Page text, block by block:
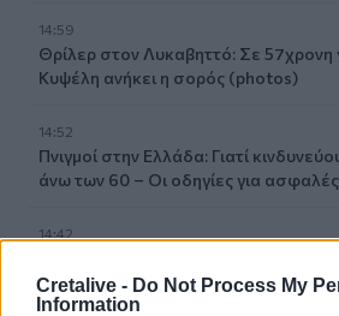
Cretalive - Do Not Process My
Information
14:59
Θρίλερ στον Λυκαβηττό: Σε 57χρονη
Κυψέλη ανήκει η σορός (photos)
14:52
Πνιγμοί στην Ελλάδα: Γιατί
άνω των 60 – Οι οδηγίες για
14:42
οικονομικού προγράμματος της